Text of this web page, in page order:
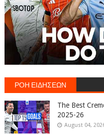
ΡΟΗ ΕΙΔΗΣΕΩΝ
The Best
2025-26
August 04,